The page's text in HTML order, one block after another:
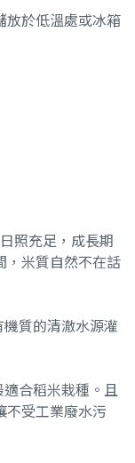
放於低溫處或冰箱
照充足，成長期
，米質自然不在話
質的清澈水源灌
合稻米栽種。且
不受工業廢水污